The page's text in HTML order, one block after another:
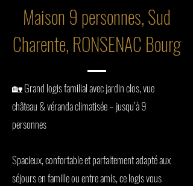
Maison 9 personnes, Sud
Charente, RONSENAC Bourg
🏡 Grand logis familial avec jardin clos, vue
château & véranda climatisée – jusqu’à 9
personnes
Spacieux, confortable et parfaitement adapté aux
séjours en famille ou entre amis, ce logis vous